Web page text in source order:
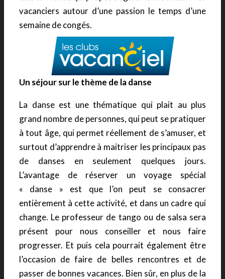
vacanciers autour d’une passion le temps d’une
semaine de congés.
Un séjour sur le thème de la danse
La danse est une thématique qui plait au plus
grand nombre de personnes, qui peut se pratiquer
à tout âge, qui permet réellement de s’amuser, et
surtout d’apprendre à maitriser les principaux pas
de danses en seulement quelques jours.
L’avantage de réserver un voyage spécial
« danse » est que l’on peut se consacrer
entièrement à cette activité, et dans un cadre qui
change. Le professeur de tango ou de salsa sera
présent pour nous conseiller et nous faire
progresser. Et puis cela pourrait également être
l’occasion de faire de belles rencontres et de
passer de bonnes vacances. Bien sûr, en plus de la